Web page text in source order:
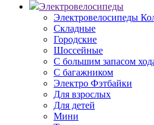
Электровелосипеды
Электровелосипеды
Складные
Городские
Шоссейные
С большим запасом
С багажником
Электро Фэтбайки
Для взрослых
Для детей
Мини